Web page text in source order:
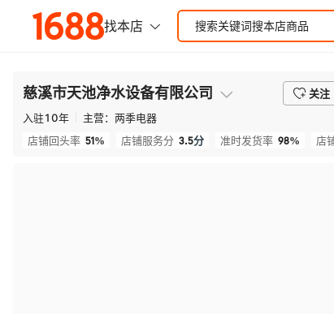
慈溪市天池净水设备有限公司 关注
入驻10年 主营： 两季电器
店铺回头率 51% 店铺服务分 3.5分 准时发货率 98% 店